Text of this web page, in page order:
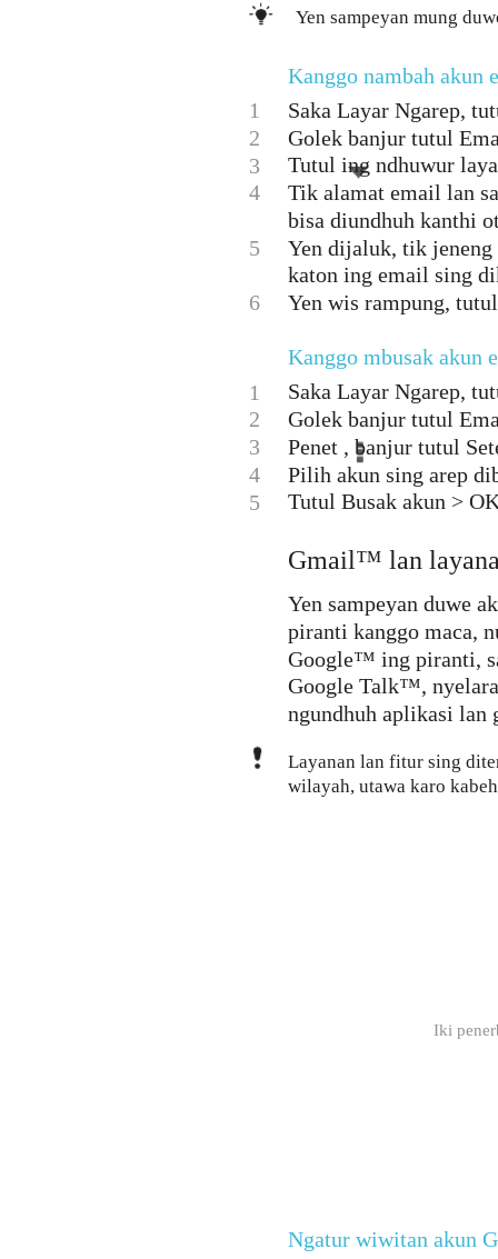
Yen sampeyan mung
Kanggo nambah
1
Saka Layar Ngarep,
2
Golek banjur tutul
3
Tutul ing ndhuwur
4
Tik alamat email lan
bisa diundhuh kanthi
5
Yen dijaluk, tik jeneng
katon ing email sing
6
Yen wis rampung,
Kanggo mbusak akun
1
Saka Layar Ngarep,
2
Golek banjur tutul
3
Penet , banjur tutul
4
Pilih akun sing arep
5
Tutul Busak akun >
Gmail™ lan
Yen sampeyan duwe
piranti kanggo maca,
Google™ ing piranti,
Google Talk™,
ngundhuh aplikasi lan
Layanan lan fitur sing
wilayah, utawa karo
Iki
Ngatur wiwitan akun